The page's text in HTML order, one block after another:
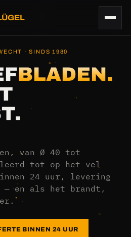
· SINDS 1980
BLADEN.
van Ø 40 tot
tot op het vel
24 uur, levering
— en als het brandt,
BINNEN 24 UUR